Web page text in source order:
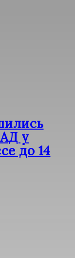
у
до 14